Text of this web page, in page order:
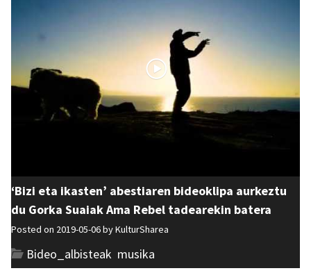
‘Bizi eta ikasten’ abestiaren bideoklipa aurkeztu
du Gorka Suaiak Ama Rebel tadearekin batera
Posted on 2019-05-06 byKulturSharea
Bideo_albisteak musika